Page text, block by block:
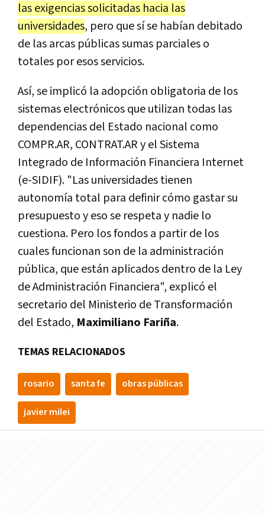
las exigencias solicitadas hacia las
universidades, pero que sí se habían debitado
de las arcas públicas sumas parciales o
totales por esos servicios.
Así, se implicó la adopción obligatoria de los
sistemas electrónicos que utilizan todas las
dependencias del Estado nacional como
COMPR.AR, CONTRAT.AR y el Sistema
Integrado de Información Financiera Internet
(e-SIDIF). "Las universidades tienen
autonomía total para definir cómo gastar su
presupuesto y eso se respeta y nadie lo
cuestiona. Pero los fondos a partir de los
cuales funcionan son de la administración
pública, que están aplicados dentro de la Ley
de Administración Financiera", explicó el
secretario del Ministerio de Transformación
del Estado, Maximiliano Fariña.
TEMAS RELACIONADOS
rosario santa fe obras públicas
javier milei